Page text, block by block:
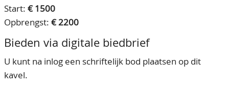
Start: € 1500
Opbrengst: € 2200
Bieden via digitale biedbrief
U kunt na inlog een schriftelijk bod plaatsen op dit
kavel.